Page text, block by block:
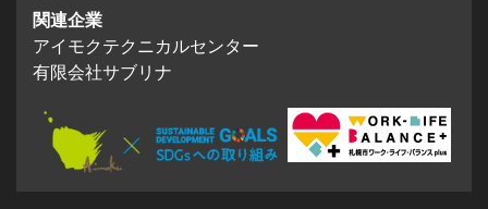
関連企業
アイモクテクニカルセンター
有限会社サブリナ